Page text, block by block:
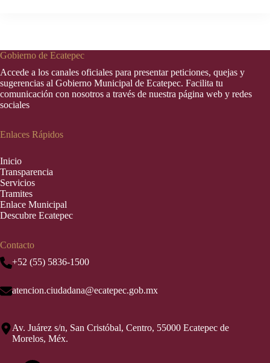
Gobierno de Ecatepec
Accede a los canales oficiales para presentar peticiones, quejas y
sugerencias al Gobierno Municipal de Ecatepec. Facilita tu
comunicación con nosotros a través de nuestra página web y redes
sociales
Enlaces Rápidos
Inicio
Transparencia
Servicios
Tramites
Enlace Municipal
Descubre Ecatepec
Contacto
+52 (55) 5836-1500
atencion.ciudadana@ecatepec.gob.mx
Av. Juárez s/n, San Cristóbal, Centro, 55000 Ecatepec de
Morelos, Méx.